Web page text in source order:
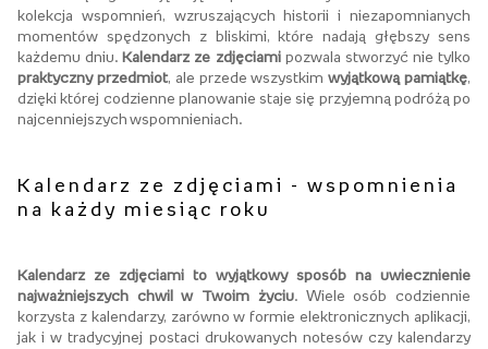
kolekcja wspomnień, wzruszających historii i niezapomnianych
momentów spędzonych z bliskimi, które nadają głębszy sens
każdemu dniu. Kalendarz ze zdjęciamipozwala stworzyć nie tylko
praktyczny przedmiot, ale przede wszystkimwyjątkową pamiątkę,
dzięki której codzienne planowanie staje się przyjemną podróżą po
najcenniejszych wspomnieniach.
Kalendarz ze zdjęciami - wspomnienia
na każdy miesiąc roku
Kalendarz ze zdjęciami to wyjątkowy sposób na uwiecznienie
najważniejszych chwil w Twoim życiu. Wiele osób codziennie
korzysta z kalendarzy, zarówno w formie elektronicznych aplikacji,
jak i w tradycyjnej postaci drukowanych notesów czy kalendarzy